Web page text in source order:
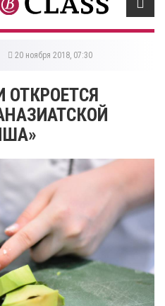
20 ноября 2018, 07:30
ОТКРОЕТСЯ